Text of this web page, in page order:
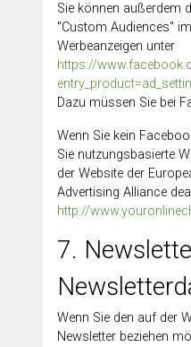
Sie können außerdem
"Custom Audiences"
Werbeanzeigen unter
https://
Dazu müssen Sie bei
Wenn Sie kein
Sie nutzungsbasierte
der Website der
Advertising Alliance
http://
7.
Wenn Sie den auf der
Newsletter beziehen